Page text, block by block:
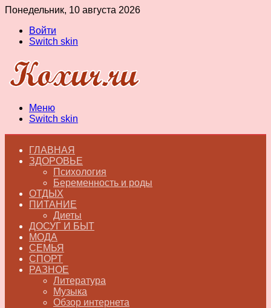
Понедельник, 10 августа 2026
Войти
Switch skin
Меню
Switch skin
ГЛАВНАЯ
ЗДОРОВЬЕ
Психология
Беременность и роды
ОТДЫХ
ПИТАНИЕ
Диеты
ДОСУГ И БЫТ
МОДА
СЕМЬЯ
СПОРТ
РАЗНОЕ
Литература
Музыка
Обзор интернета